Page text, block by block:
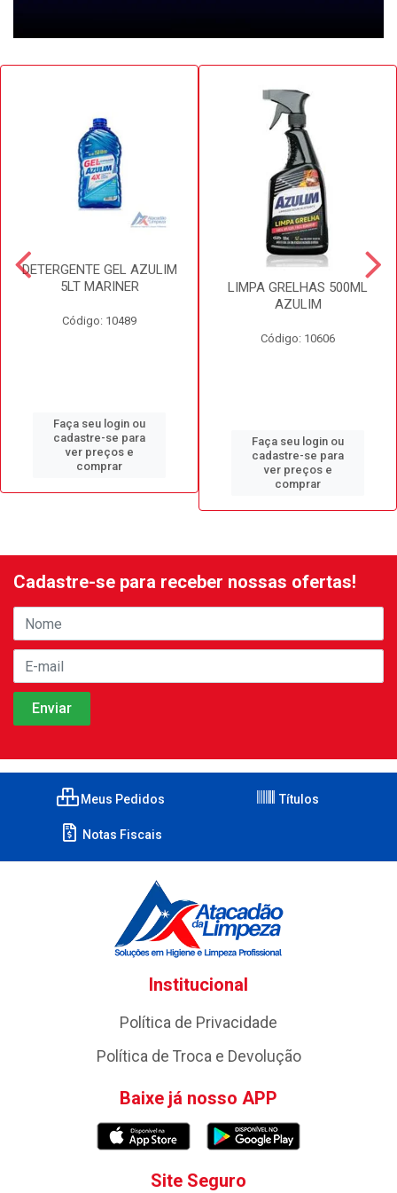
DETERGENTE GEL AZULIM
5LT MARINER
Código: 10489
Faça seu login ou
cadastre-se para
ver preços e
comprar
LIMPA GRELHAS 500ML
AZULIM
Código: 10606
Faça seu login ou
cadastre-se para
ver preços e
comprar
Cadastre-se para receber nossas ofertas!
Meus Pedidos Títulos
Notas Fiscais
Institucional
Política de Privacidade
Política de Troca e Devolução
Baixe já nosso APP
Site Seguro